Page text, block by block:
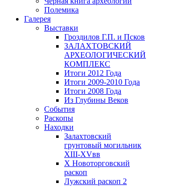
Полемика
Галерея
Выставки
Гроздилов Г.П. и Псков
ЗАЛАХТОВСКИЙ
АРХЕОЛОГИЧЕСКИЙ
КОМПЛЕКС
Итоги 2012 Года
Итоги 2009-2010 Года
Итоги 2008 Года
Из Глубины Веков
События
Раскопы
Находки
Залахтовский
грунтовый могильник
XIII-XVвв
X Новоторговский
раскоп
Лужский раскоп 2